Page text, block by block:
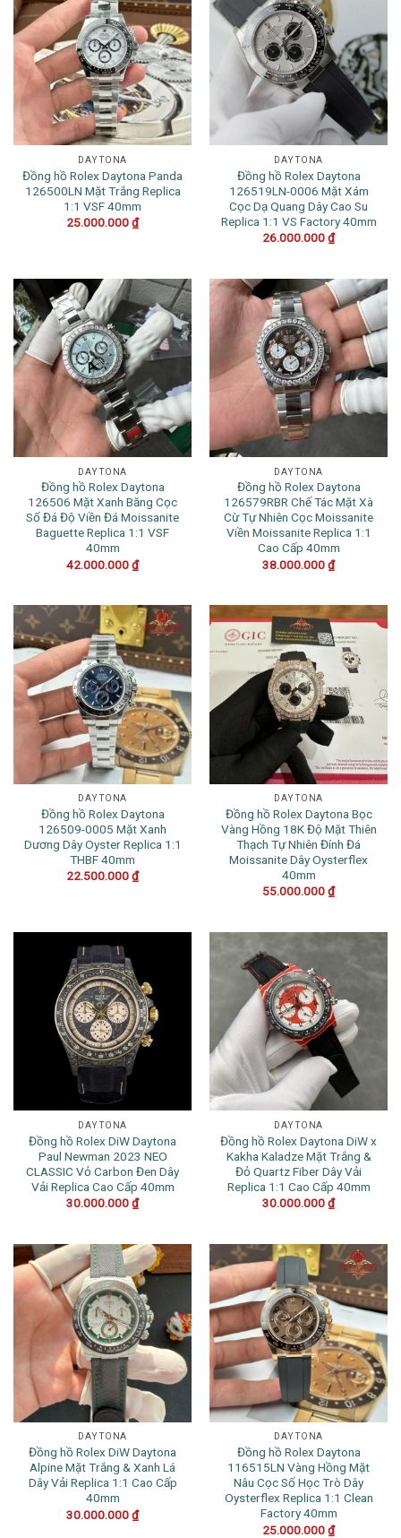
DAYTONA
Đồng hồ Rolex Daytona Panda
126500LN Mặt Trắng Replica
1:1 VSF 40mm
25.000.000₫
DAYTONA
Đồng hồ Rolex Daytona
126519LN-0006 Mặt Xám
Cọc Dạ Quang Dây Cao Su
Replica 1:1 VS Factory 40mm
26.000.000₫
DAYTONA
Đồng hồ Rolex Daytona
126506 Mặt Xanh Băng Cọc
Số Đá Độ Viền Đá Moissanite
Baguette Replica 1:1 VSF
40mm
42.000.000₫
DAYTONA
Đồng hồ Rolex Daytona
126579RBR Chế Tác Mặt Xà
Cừ Tự Nhiên Cọc Moissanite
Viền Moissanite Replica 1:1
Cao Cấp 40mm
38.000.000₫
DAYTONA
Đồng hồ Rolex Daytona
126509-0005 Mặt Xanh
Dương Dây Oyster Replica 1:1
THBF 40mm
22.500.000₫
DAYTONA
Đồng hồ Rolex Daytona Bọc
Vàng Hồng 18K Độ Mặt Thiên
Thạch Tự Nhiên Đính Đá
Moissanite Dây Oysterflex
40mm
55.000.000₫
DAYTONA
Đồng hồ Rolex DiW Daytona
Paul Newman 2023 NEO
CLASSIC Vỏ Carbon Đen Dây
Vải Replica Cao Cấp 40mm
30.000.000₫
DAYTONA
Đồng hồ Rolex Daytona DiW x
Kakha Kaladze Mặt Trắng &
Đỏ Quartz Fiber Dây Vải
Replica 1:1 Cao Cấp 40mm
30.000.000₫
DAYTONA
Đồng hồ Rolex DiW Daytona
Alpine Mặt Trắng & Xanh Lá
Dây Vải Replica 1:1 Cao Cấp
40mm
30.000.000₫
DAYTONA
Đồng hồ Rolex Daytona
116515LN Vàng Hồng Mặt
Nâu Cọc Số Học Trò Dây
Oysterflex Replica 1:1 Clean
Factory 40mm
25.000.000₫